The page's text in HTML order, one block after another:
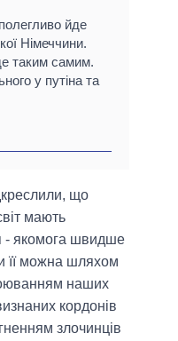
йде
Німеччини.
таким самим.
у путіна та
що
мають
- якомога швидше
її можна шляхом
наших
кордонів
злочинців